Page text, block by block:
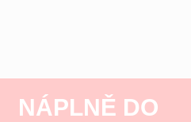
NÁPLNĚ DO